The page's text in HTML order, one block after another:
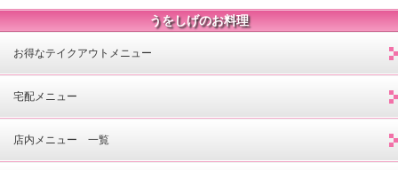
うをしげのお料理
お得なテイクアウトメニュー
宅配メニュー
店内メニュー 一覧